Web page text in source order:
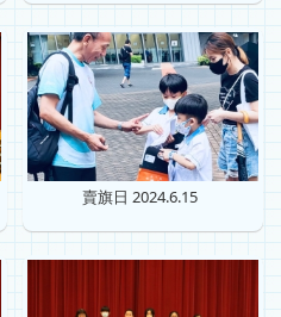
賣旗日 2024.6.15